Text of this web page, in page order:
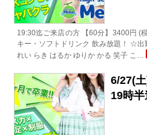
19:30迄ご来店の方 【60分】3400円 (
キー・ソフトドリンク 飲み放題！ ☆
れい らき はるか ゆりか かる 笑子 こ…
6/27(
19時